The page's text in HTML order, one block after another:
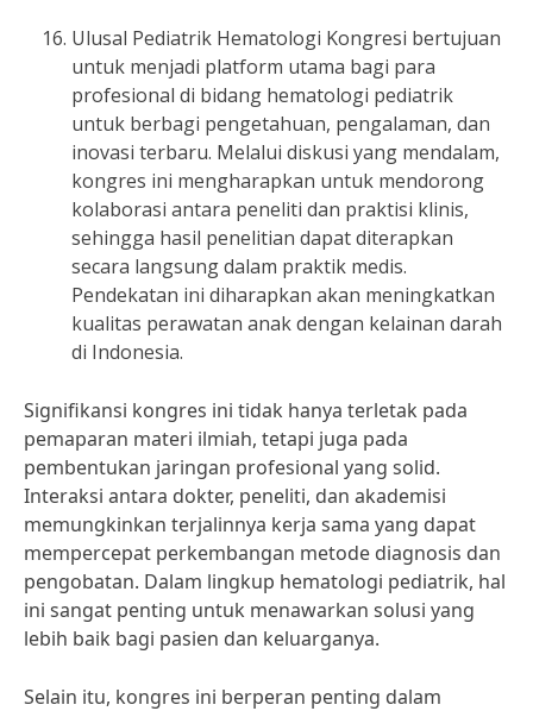
Ulusal Pediatrik Hematologi Kongresi bertujuan
untuk menjadi platform utama bagi para
profesional di bidang hematologi pediatrik
untuk berbagi pengetahuan, pengalaman, dan
inovasi terbaru. Melalui diskusi yang mendalam,
kongres ini mengharapkan untuk mendorong
kolaborasi antara peneliti dan praktisi klinis,
sehingga hasil penelitian dapat diterapkan
secara langsung dalam praktik medis.
Pendekatan ini diharapkan akan meningkatkan
kualitas perawatan anak dengan kelainan darah
di Indonesia.
Signifikansi kongres ini tidak hanya terletak pada
pemaparan materi ilmiah, tetapi juga pada
pembentukan jaringan profesional yang solid.
Interaksi antara dokter, peneliti, dan akademisi
memungkinkan terjalinnya kerja sama yang dapat
mempercepat perkembangan metode diagnosis dan
pengobatan. Dalam lingkup hematologi pediatrik, hal
ini sangat penting untuk menawarkan solusi yang
lebih baik bagi pasien dan keluarganya.
Selain itu, kongres ini berperan penting dalam